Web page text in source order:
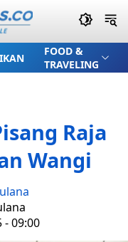
FOOD &
TRAVELING
Raja
Wangi
- 09:00